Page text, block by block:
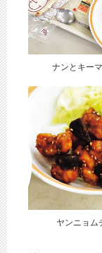
ナンとキー
ヤンニョム